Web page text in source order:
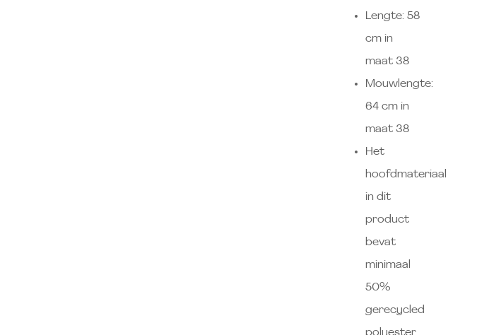
Lengte: 58
cm in
maat 38
Mouwlengte:
64 cm in
maat 38
Het
hoofdmateriaal
in dit
product
bevat
minimaal
50%
gerecycled